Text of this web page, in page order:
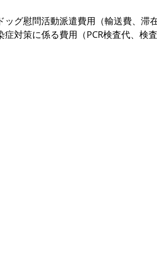
グ慰問活動派遣費用（輸送費、滞
症対策に係る費用（PCR検査代、検